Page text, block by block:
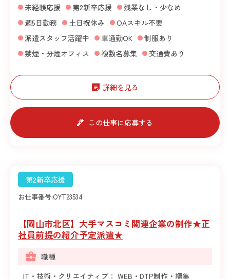
未経験応援 第2新卒応援
残業なし・少なめ
週5日勤務
土日祝休み
OAスキル不要
派遣スタッフ活躍中
車通勤OK
制服あり
禁煙・分煙オフィス
複数名募集 交通費あり
詳細を見る
この仕事に応募する
第2新卒応援
お仕事番号:OYT23534
【岡山市北区】大手マスコミ関連企業の制作★正
社員前提の紹介予定派遣★
職種
IT・技術・クリエイティブ： WEB・DTP制作・編集